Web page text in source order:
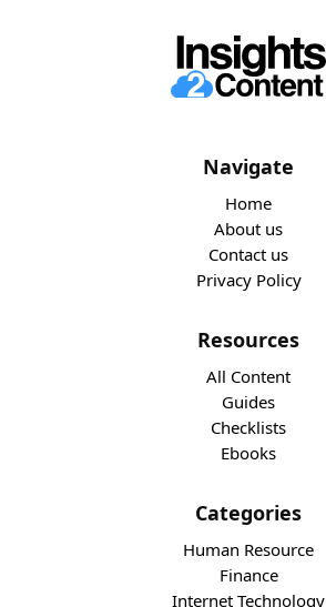
Navigate
Home
About us
Contact us
Privacy Policy
Resources
All Content
Guides
Checklists
Ebooks
Categories
Human Resource
Finance
Internet Technology